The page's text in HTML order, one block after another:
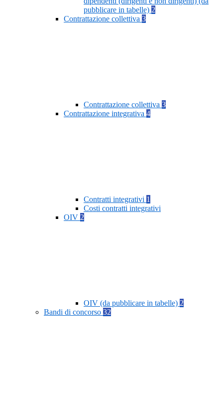
pubblicare in tabelle) 2
Contrattazione collettiva 3
Contrattazione collettiva 3
Contrattazione integrativa 4
Contratti integrativi 1
Costi contratti integrativi
OIV 2
OIV (da pubblicare in tabelle) 2
Bandi di concorso 32